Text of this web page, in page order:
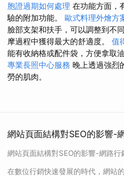
胞證過期如何處理 在功能方面，
驗的附加功能。 歐式料理外燴方
臉部支架和扶手，可以調整到不
摩過程中獲得最大的舒適度。 值
能有收納格或配件袋，方便拿取
專業長照中心服務 晚上透過強烈
勞的肌肉。
網站頁面結構對SEO的影響-
網站頁面結構對SEO的影響-網路行
在數位行銷快速發展的時代，網站